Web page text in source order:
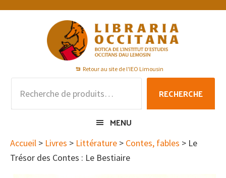
Passer
Passer
Passer
Retour au site de l'IEO Limousin
pour :
RECHERCHE
MENU
Accueil > Livres > Littérature > Contes, fables > Le
Trésor des Contes : Le Bestiaire